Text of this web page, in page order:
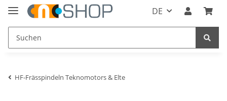
DE
HF-Frässpindeln Teknomotors & Elte